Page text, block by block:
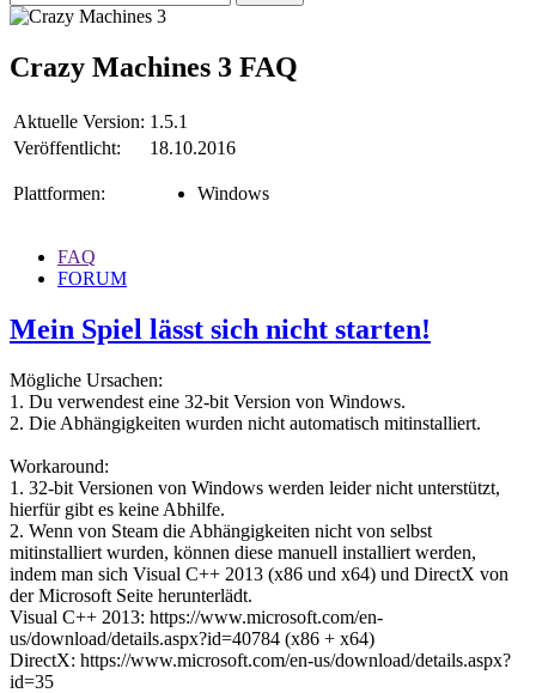
Crazy Machines 3 FAQ
Aktuelle Version: 1.5.1
Veröffentlicht:
18.10.2016
Plattformen: Windows
FAQ
FORUM
Mein Spiel lässt sich nicht starten!
Mögliche Ursachen:
1. Du verwendest eine 32-bit Version von Windows.
2. Die Abhängigkeiten wurden nicht automatisch mitinstalliert.
Workaround:
1. 32-bit Versionen von Windows werden leider nicht unterstützt,
hierfür gibt es keine Abhilfe.
2. Wenn von Steam die Abhängigkeiten nicht von selbst
mitinstalliert wurden, können diese manuell installiert werden,
indem man sich Visual C++ 2013 (x86 und x64) und DirectX von
der Microsoft Seite herunterlädt.
Visual C++ 2013: https://www.microsoft.com/en-
us/download/details.aspx?id=40784 (x86 + x64)
DirectX: https://www.microsoft.com/en-us/download/details.aspx?
id=35